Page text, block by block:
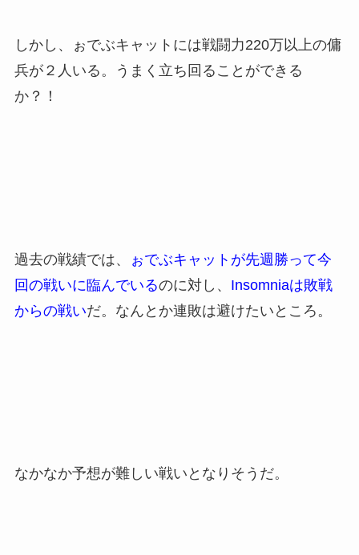
しかし、ぉでぶキャットには戦闘力220万以上の傭
兵が２人いる。うまく立ち回ることができる
か？！
過去の戦績では、
ぉでぶキャットが先週勝って今
回の戦いに臨んでいるのに対し、 Insomniaは敗戦
からの戦いだ。なんとか連敗は避けたいところ。
なかなか予想が難しい戦いとなりそうだ。